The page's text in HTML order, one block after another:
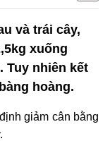
và trái cây,
xuống
Tuy nhiên kết
hoàng.
giảm cân bằng